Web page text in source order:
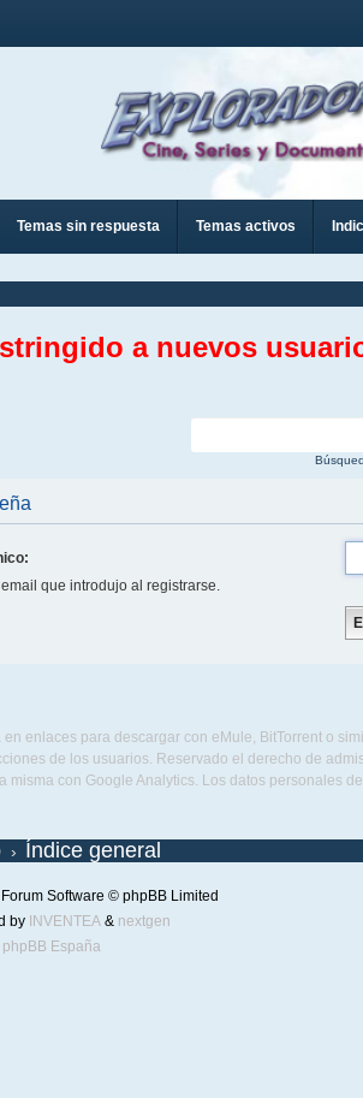
Temas sin respuesta Temas activos
a nuevos
que introdujo al registrarse.
en enlaces para descargar con eMule, BitTorrent o
de los usuarios. Reservado el derecho de
misma con Google Analytics. Los datos personales
Índice general
Software © phpBB Limited
by INVENTEA& nextgen
phpBB España